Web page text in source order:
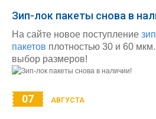
Зип-лок пакеты снова в
На сайте новое поступление
пакетов плотностью 30 и 60
выбор размеров!
07 АВГУСТА